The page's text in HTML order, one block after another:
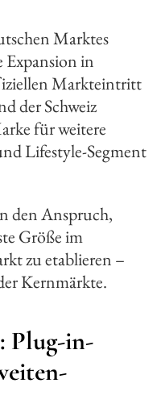
Marktes
in
Markteintritt
der Schweiz
für weitere
Lifestyle-Segment
den Anspruch,
Größe im
zu etablieren –
Kernmärkte.
Plug-in-